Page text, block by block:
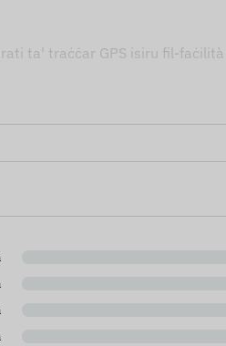
ta' traċċar GPS isiru fil-
tat-teknoloġija GPS.
tkun tista' ssegwi u żżomm l-